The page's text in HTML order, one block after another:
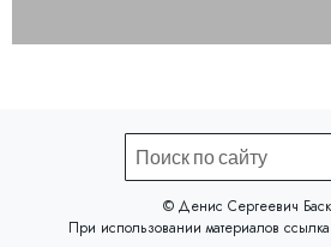
©️ Денис Сергеевич
При использовании материалов